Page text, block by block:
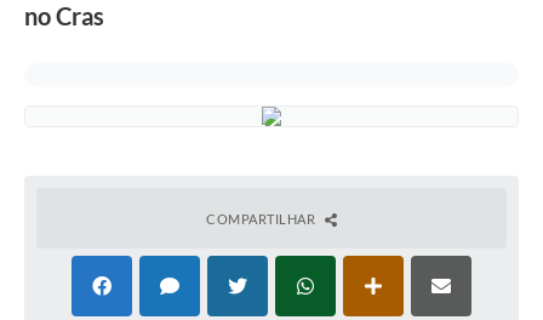
no Cras
COMPARTILHAR